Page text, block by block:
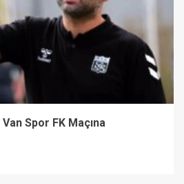
Spor FK Maçına